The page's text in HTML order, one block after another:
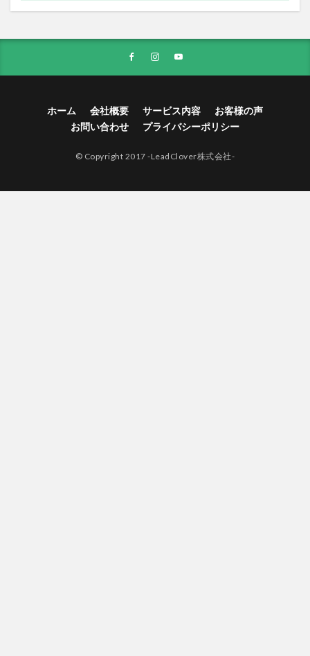
ホーム 会社概要 サービス内容
お客様の声
お問い合わせ
プライバシーポリシー
© Copyright 2017 -LeadClover株式会社-